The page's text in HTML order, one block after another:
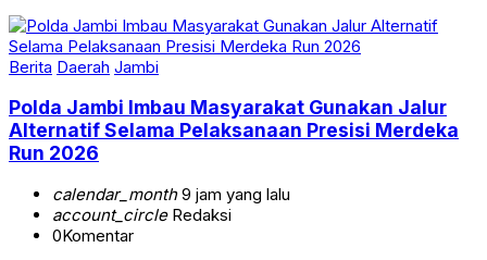
Berita Daerah Jambi
Polda Jambi Imbau Masyarakat Gunakan Jalur
Alternatif Selama Pelaksanaan Presisi Merdeka
Run 2026
calendar_month9 jam yang lalu
account_circleRedaksi
0Komentar